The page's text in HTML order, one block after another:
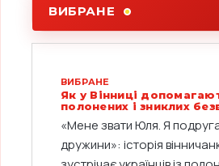
ВИБРАНЕ
ВИБРАНЕ
Як у Вінниці
полонених і зниклих
«Мене звати Юля. Я
дружини»: історія